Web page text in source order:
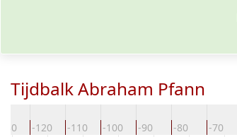
Tijdbalk Abraham Pfann
-120 -110 -100 -90 -80 -70